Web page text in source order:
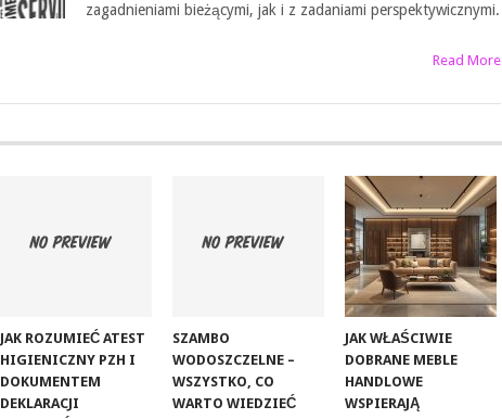
zagadnieniami bieżącymi, jak i z zadaniami perspektywicznymi.
Read More
JAK ROZUMIEĆ ATEST
HIGIENICZNY PZH I
DOKUMENTEM
DEKLARACJI
SZAMBO
WODOSZCZELNE –
WSZYSTKO, CO
WARTO WIEDZIEĆ
JAK WŁAŚCIWIE
DOBRANE MEBLE
HANDLOWE
WSPIERAJĄ